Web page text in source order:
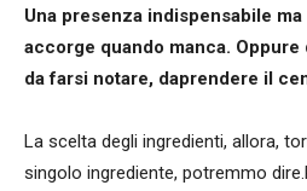
Una presenza indispensabile
accorge quando manca.
da farsi notare, daprendere il
La scelta degli ingredienti, allora,
singolo ingrediente, potremmo